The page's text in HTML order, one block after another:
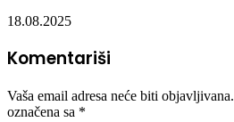
18.08.2025
Komentariši
Vaša email adresa neće biti objavljivana.
označena sa *